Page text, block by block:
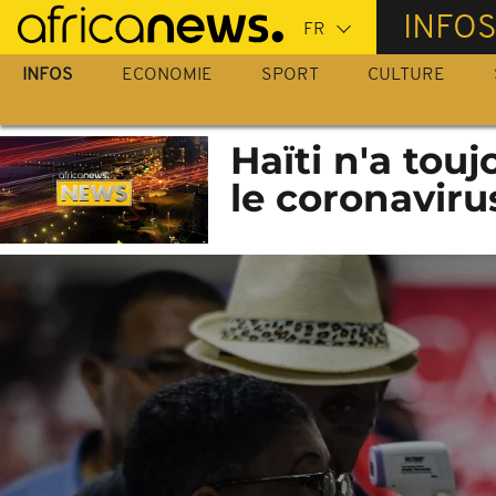
Passer
au
contenu
INFOS
INFOS ECONOMIE SPORT CULTURE
Haïti n'a
le